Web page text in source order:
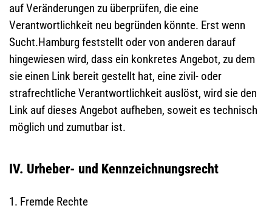
auf Veränderungen zu überprüfen, die eine
Verantwortlichkeit neu begründen könnte. Erst wenn
Sucht.Hamburg feststellt oder von anderen darauf
hingewiesen wird, dass ein konkretes Angebot, zu dem
sie einen Link bereit gestellt hat, eine zivil- oder
strafrechtliche Verantwortlichkeit auslöst, wird sie den
Link auf dieses Angebot aufheben, soweit es technisch
möglich und zumutbar ist.
IV. Urheber- und Kennzeichnungsrecht
1. Fremde Rechte